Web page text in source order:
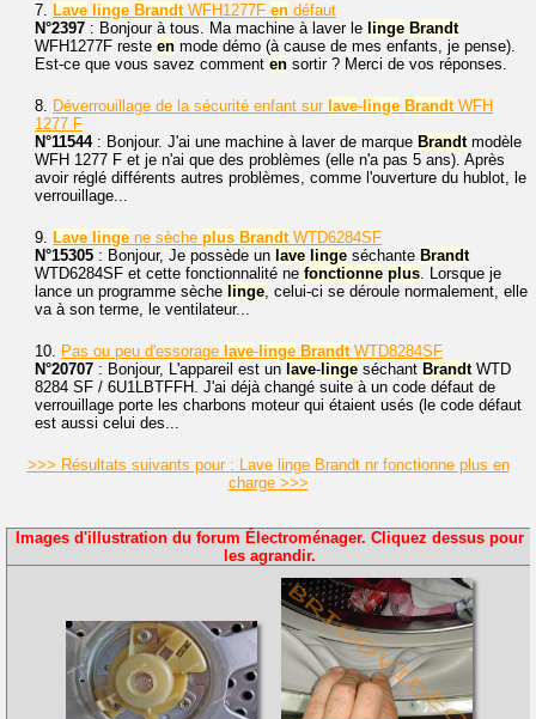
7. Lave linge BrandtWFH1277F en défaut
N°2397 : Bonjour à tous. Ma machine à laver le linge Brandt
WFH1277F reste en mode démo (à cause de mes enfants, je pense).
Est-ce que vous savez comment en sortir ? Merci de vos réponses.
8. Déverrouillage de la sécurité enfant sur lave- linge BrandtWFH
1277 F
N°11544: Bonjour. J'ai une machine à laver de marque Brandtmodèle
WFH 1277 F et je n'ai que des problèmes (elle n'a pas 5 ans). Après
avoir réglé différents autres problèmes, comme l'ouverture du hublot, le
verrouillage...
9. Lave linge ne sèche plus BrandtWTD6284SF
N°15305 : Bonjour, Je possède un lave linge séchante Brandt
WTD6284SF et cette fonctionnalité ne fonctionne plus. Lorsque je
lance un programme sèche linge, celui-ci se déroule normalement, elle
va à son terme, le ventilateur...
10. Pas ou peu d'essorage lave- linge BrandtWTD8284SF
N°20707 : Bonjour, L'appareil est un lave- linge séchant BrandtWTD
8284 SF / 6U1LBTFFH. J'ai déjà changé suite à un code défaut de
verrouillage porte les charbons moteur qui étaient usés (le code défaut
est aussi celui des...
>>> Résultats suivants pour : Lave linge Brandt nr fonctionne plus en
charge >>>
Images d'illustration du forum Électroménager. Cliquez dessus pour
les agrandir.